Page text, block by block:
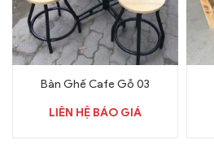
Bàn Ghế Cafe Gỗ 03
LIÊN HỆ BÁO GIÁ